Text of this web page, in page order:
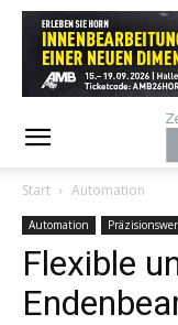
Start Automation
Automation
Flexible